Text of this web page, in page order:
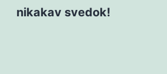
nikakav svedok!